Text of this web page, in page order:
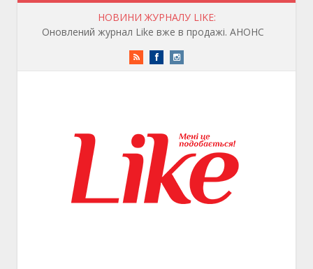
НОВИНИ ЖУРНАЛУ LIKE:
Оновлений журнал Like вже в продажі. АНОНС
RSS FacebookInstagram